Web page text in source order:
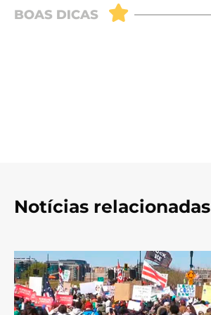
Notícias relacionadas